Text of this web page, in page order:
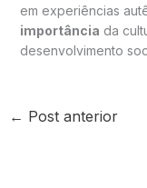
em experiências
importância da
desenvolvimento
← Post anterior